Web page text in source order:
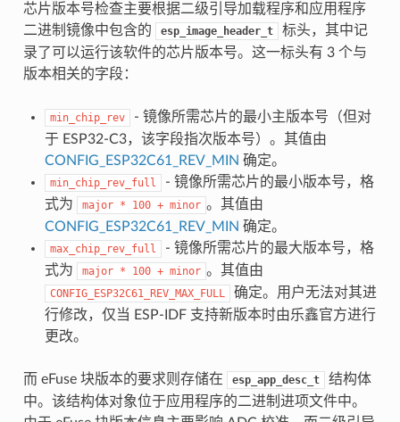
芯片版本号检查主要根据二级引导加载程序和应用程序
二进制镜像中包含的
esp_image_header_t
标头，其中记
录了可以运行该软件的芯片版本号。这一标头有 3 个与
版本相关的字段：
min_chip_rev
- 镜像所需芯片的最小主版本号（但对
于 ESP32-C3，该字段指次版本号）。其值由
CONFIG_ESP32C61_REV_MIN 确定。
min_chip_rev_full
- 镜像所需芯片的最小版本号，格
式为
major * 100 + minor 。其值由
CONFIG_ESP32C61_REV_MIN 确定。
max_chip_rev_full
- 镜像所需芯片的最大版本号，格
式为
major * 100 + minor 。其值由
CONFIG_ESP32C61_REV_MAX_FULL
确定。用户无法对其进
行修改，仅当 ESP-IDF 支持新版本时由乐鑫官方进行
更改。
而 eFuse 块版本的要求则存储在 esp_app_desc_t
结构体
中。该结构体对象位于应用程序的二进制进项文件中。